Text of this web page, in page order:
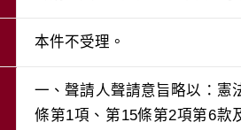
本件不受理。
一、聲請人聲請意旨略以：憲
條第1項、第15條第2項第6款